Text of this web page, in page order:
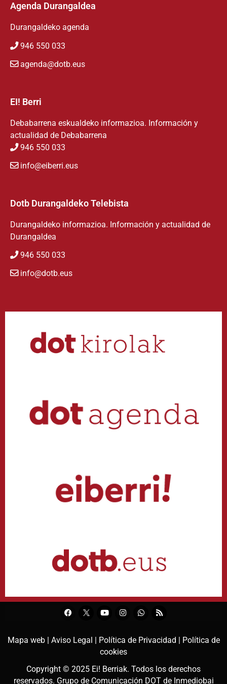
Agenda Durangaldea
Durangaldeko agenda
946 550 033
agenda@dotb.eus
EI! Berri
Debabarrena eskualdeko informazioa. Información y
actualidad de Debabarrena
946 550 033
info@eiberri.eus
Dotb Durangaldeko Telebista
Durangaldeko informazioa. Información y actualidad de
Durangaldea
946 550 033
info@dotb.eus
Mapa web | Aviso Legal | Política de Privacidad | Política de
cookies
Copyright © 2025 Ei! Berriak. Todos los derechos
reservados. Grupo de Comunicación DOT de Inmediobai